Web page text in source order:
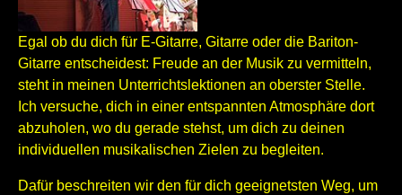
Egal ob du dich für E-Gitarre, Gitarre oder die Bariton-
Gitarre entscheidest: Freude an der Musik zu vermitteln,
steht in meinen Unterrichtslektionen an oberster Stelle.
Ich versuche, dich in einer entspannten Atmosphäre dort
abzuholen, wo du gerade stehst, um dich zu deinen
individuellen musikalischen Zielen zu begleiten.
Dafür beschreiten wir den für dich geeignetsten Weg, um